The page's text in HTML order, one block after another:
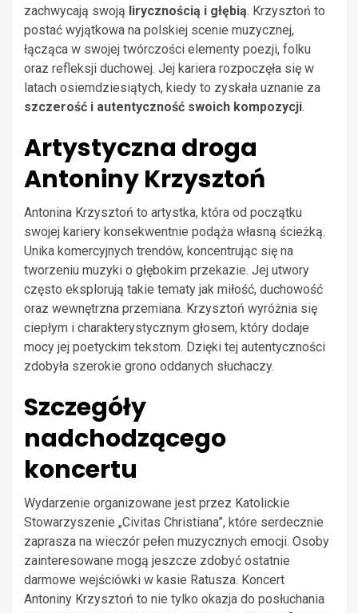
zachwycają swoją lirycznością i głębią. Krzysztoń to
postać wyjątkowa na polskiej scenie muzycznej,
łącząca w swojej twórczości elementy poezji, folku
oraz refleksji duchowej. Jej kariera rozpoczęła się w
latach osiemdziesiątych, kiedy to zyskała uznanie za
szczerość i autentyczność swoich kompozycji.
Artystyczna droga
Antoniny Krzysztoń
Antonina Krzysztoń to artystka, która od początku
swojej kariery konsekwentnie podąża własną ścieżką.
Unika komercyjnych trendów, koncentrując się na
tworzeniu muzyki o głębokim przekazie. Jej utwory
często eksplorują takie tematy jak miłość, duchowość
oraz wewnętrzna przemiana. Krzysztoń wyróżnia się
ciepłym i charakterystycznym głosem, który dodaje
mocy jej poetyckim tekstom. Dzięki tej autentyczności
zdobyła szerokie grono oddanych słuchaczy.
Szczegóły
nadchodzącego
koncertu
Wydarzenie organizowane jest przez Katolickie
Stowarzyszenie „Civitas Christiana”, które serdecznie
zaprasza na wieczór pełen muzycznych emocji. Osoby
zainteresowane mogą jeszcze zdobyć ostatnie
darmowe wejściówki w kasie Ratusza. Koncert
Antoniny Krzysztoń to nie tylko okazja do posłuchania